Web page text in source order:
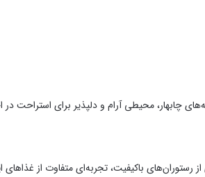
چابهار، محیطی آرام و دلپذیر برای استراحت در
باکیفیت، تجربه‌ای متفاوت از غذاهای